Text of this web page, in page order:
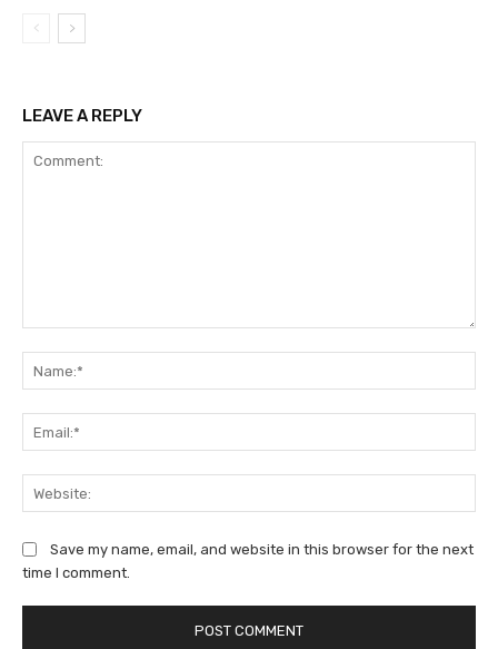
LEAVE A REPLY
Save my name, email, and website in this browser for the next
time I comment.